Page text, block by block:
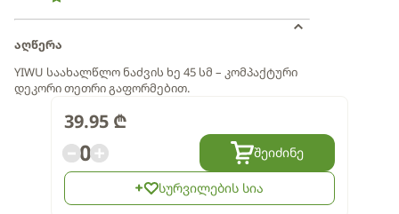
აღწერა
YIWU საახალწლო ნაძვის ხე 45 სმ – კომპაქტური
დეკორი თეთრი გაფორმებით.
39.95 ₾
0 შეიძინე
სურვილების სია